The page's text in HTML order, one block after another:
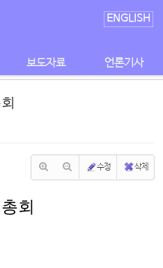
ENGLISH
보도자료 언론기사
수정 삭제
회